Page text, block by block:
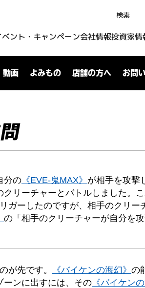
検索
ベント・キャンペーン会社情報投資家情
動画 よみもの 店舗の方へ お問
分の 《EVE-鬼MAX》 が相手を攻撃
リーチャーとバトルしました。
ガーしたのですが、相手のクリー
の「相手のクリーチャーが自分を攻
が先です。 《バイケンの海幻》 の
ーンに出すには、その 《バイケンの